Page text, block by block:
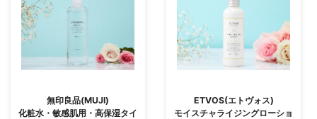
無印良品(MUJI)
化粧水・敏感肌用・高保湿タイ
ETVOS(エトヴォス)
モイスチャライジングローショ